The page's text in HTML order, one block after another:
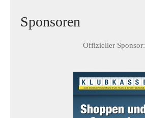
Sponsoren
Offizieller Sponsor: